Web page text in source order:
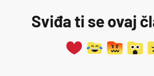
Sviđa ti se ovaj